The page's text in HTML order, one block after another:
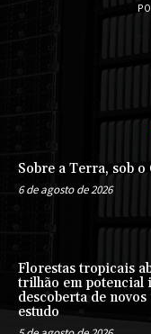
Sobre a Terra, sob
6 de agosto de 2026
Florestas tropicais
trilhão em potencial
descoberta de
estudo